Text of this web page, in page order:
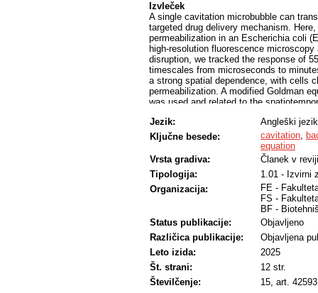
Izvleček
A single cavitation microbubble can
targeted drug delivery mechanism.
permeabilization in an Escherichia coli
high-resolution fluorescence
disruption, we tracked the response of
timescales from microseconds to
a strong spatial dependence, with cells
permeabilization. A modified Goldman
was used and related to the
profiles. Additionally, the model
suggesting that pore-resealing
distance as 1/r, with a characteristic
damage induced by a single cavitation
cavitation bubble reached maximum
cavitation center,~50% of cell
mechanism reduces this damage
sonoporation studies and offer novel
Jezik:
Angleški jezik
Ključne besede:
cavitation,
equation
Vrsta gradiva:
Članek v reviji
Tipologija:
1.01 - Izvirni
Organizacija:
FE -
FS -
BF -
Status publikacije:
Objavljeno
Različica publikacije:
Objavljena
Leto izida:
2025
Št. strani:
12 str.
Številčenje:
15, art. 42593